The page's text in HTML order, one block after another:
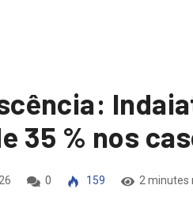
35 % nos
0 159 2 minutes